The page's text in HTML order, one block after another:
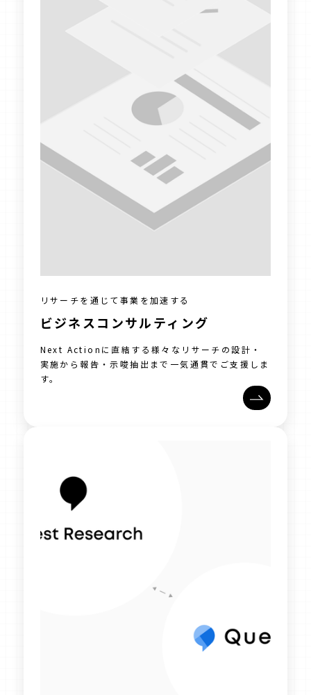
リサーチを通じて事業を加速する
ビジネスコンサルティング
Next Actionに直結する様々なリサーチの設計・
実施から報告・示唆抽出まで一気通貫でご支援しま
す。